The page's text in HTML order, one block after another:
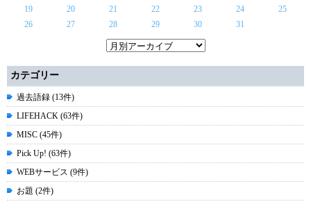
19
20 21 22 23 24
25
26
27 28 29 30 31
カテゴリー
過去語録 (13件)
LIFEHACK (63件)
MISC (45件)
Pick Up! (63件)
WEBサービス (9件)
お題 (2件)